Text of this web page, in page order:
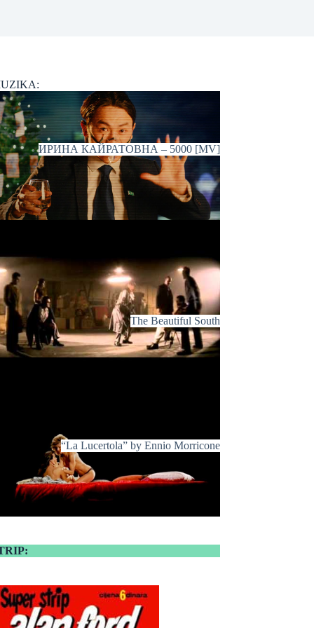
ИРИНА КАЙРАТОВНА – 5000 [MV]
The Beautiful South
“La Lucertola” by Ennio Morricone